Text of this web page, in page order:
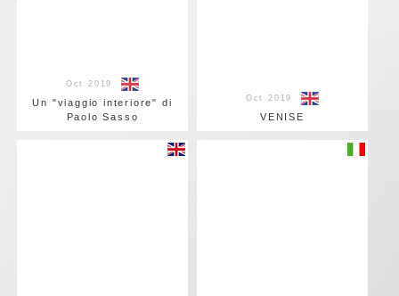
Oct 2019
Un "viaggio interiore" di
Paolo Sasso
Oct 2019
VENISE